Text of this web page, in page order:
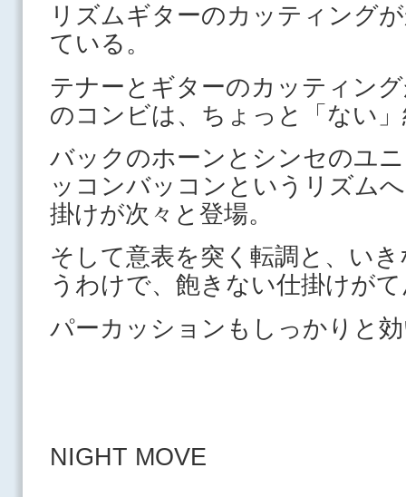
リズムギターのカッティング
ている。
テナーとギターのカッティン
のコンビは、ちょっと「ない
バックのホーンとシンセのユ
ッコンバッコンというリズム
掛けが次々と登場。
そして意表を突く転調と、い
うわけで、飽きない仕掛けが
パーカッションもしっかりと
NIGHT MOVE